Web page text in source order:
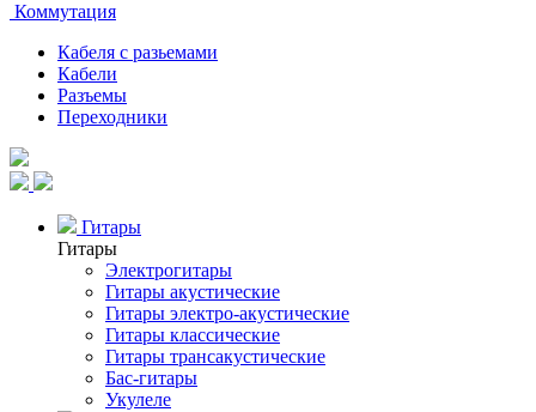
Коммутация
Кабеля с разьемами
Кабели
Разъемы
Переходники
Гитары
Гитары
Электрогитары
Гитары акустические
Гитары электро-акустические
Гитары классические
Гитары трансакустические
Бас-гитары
Укулеле